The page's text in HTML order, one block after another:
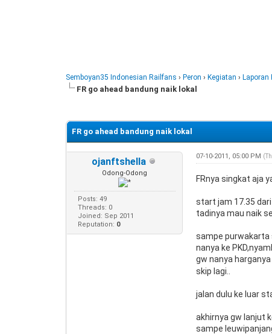
Semboyan35 Indonesian Railfans › Peron › Kegiatan › Laporan
FR go ahead bandung naik lokal
FR go ahead bandung naik lokal
ojanftshella
Odong-Odong
Posts: 49
Threads: 0
Joined: Sep 2011
Reputation: 0
07-10-2011, 05:00 PM
FRnya singkat aja
start jam 17.35
tadinya mau naik
sampe purwakarta
nanya ke
gw nanya harganya
skip lagi..
jalan dulu ke luar
akhirnya gw lanjut
sampe